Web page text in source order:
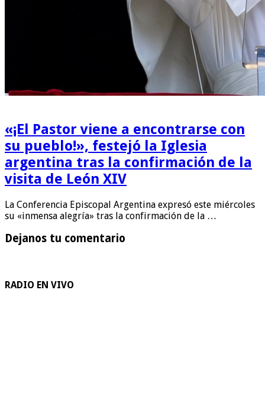
«¡El Pastor viene a encontrarse con
su pueblo!», festejó la Iglesia
argentina tras la confirmación de la
visita de León XIV
La Conferencia Episcopal Argentina expresó este miércoles
su «inmensa alegría» tras la confirmación de la …
Dejanos tu comentario
RADIO EN VIVO